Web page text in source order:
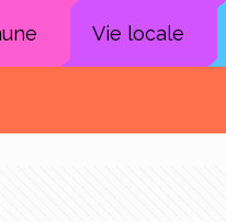
Vie locale